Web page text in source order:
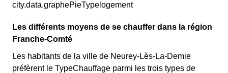
city.data.graphePieTypelogement
Les différents moyens de se chauffer dans la région
Franche-Comté
Les habitants de la ville de Neurey-Lès-La-Demie
préfèrent le TypeChauffage parmi les trois types de